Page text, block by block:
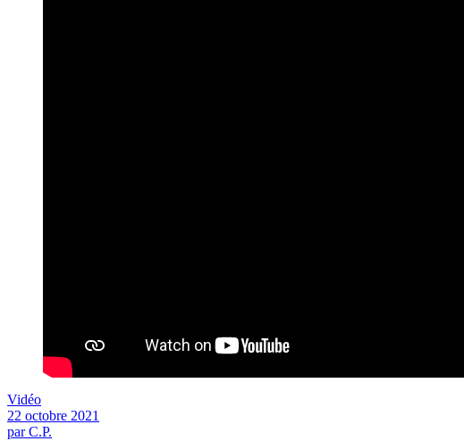
Vidéo
22 octobre 2021
par C.P.